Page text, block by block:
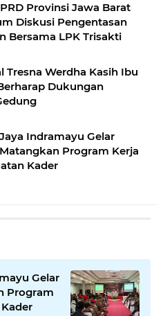
Provinsi Jawa Barat
Diskusi Pengentasan
Bersama LPK Trisakti
Tresna Werdha Kasih Ibu
Dukungan
Indramayu Gelar
Program Kerja
Kader
Gelar
Program